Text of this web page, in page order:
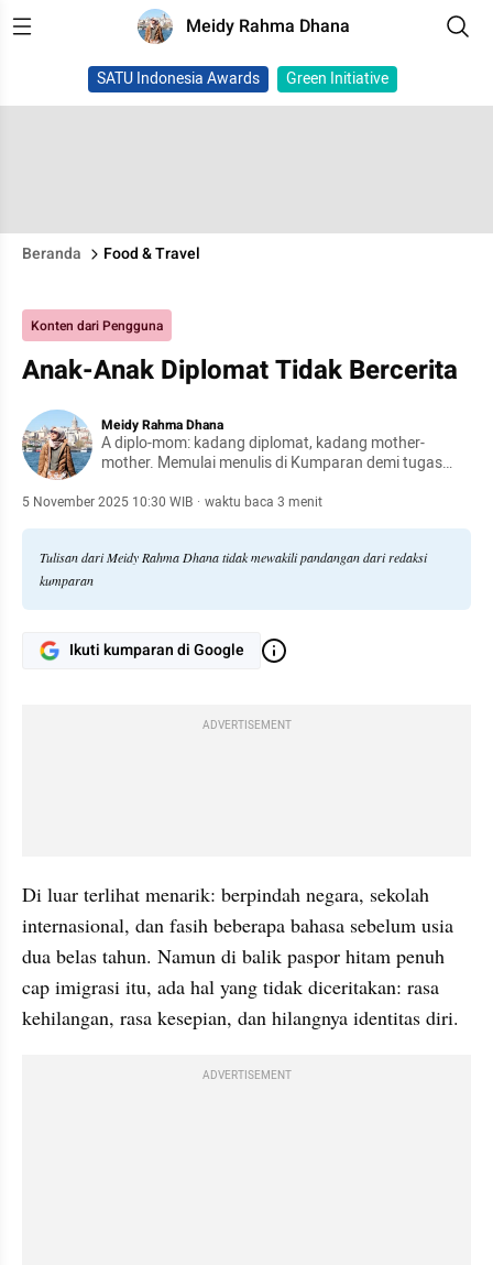
Meidy Rahma Dhana
SATU Indonesia Awards Green Initiative
Beranda Food & Travel
Konten dari Pengguna
Anak-Anak Diplomat Tidak Bercerita
Meidy Rahma Dhana
A diplo-mom: kadang diplomat, kadang mother-
mother. Memulai menulis di Kumparan demi tugas
5 November 2025 10:30 WIB · waktu baca 3 menit
Tulisan dari Meidy Rahma Dhana tidak mewakili pandangan dari redaksi
kumparan
Ikuti kumparan di Google
ADVERTISEMENT
Di luar terlihat menarik: berpindah negara, sekolah
internasional, dan fasih beberapa bahasa sebelum usia
dua belas tahun. Namun di balik paspor hitam penuh
cap imigrasi itu, ada hal yang tidak diceritakan: rasa
kehilangan, rasa kesepian, dan hilangnya identitas diri.
ADVERTISEMENT